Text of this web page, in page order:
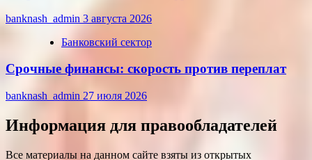
banknash_admin 3 августа 2026
Банковский сектор
Срочные финансы: скорость против переплат
banknash_admin 27 июля 2026
Информация для правообладателей
Все материалы на данном сайте взяты из открытых